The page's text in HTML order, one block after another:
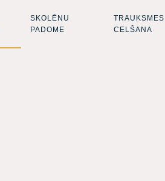
SKOLĒNU
PADOME
TRAUKSMES
CELŠANA